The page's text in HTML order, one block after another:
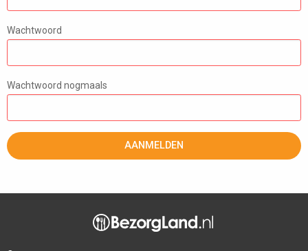
Wachtwoord
Wachtwoord nogmaals
AANMELDEN